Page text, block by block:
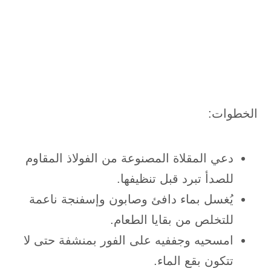
الخطوات:
دعي المقلاة المصنوعة من الفولاذ المقاوم
للصدأ تبرد قبل تنظيفها.
يُغسل بماء دافئ وصابون وإسفنجة ناعمة
للتخلص من بقايا الطعام.
امسحيه وجففيه على الفور بمنشفة حتى لا
تتكون بقع الماء.